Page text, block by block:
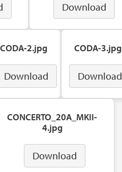
Download
CODA-2.jpg
Download
CODA-3.jpg
Download
CONCERTO_20A_MKII-
4.jpg
Download